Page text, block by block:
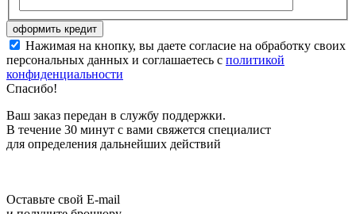
Нажимая на кнопку, вы даете согласие на обработку своих
персональных данных и соглашаетесь с политикой
конфиденциальности
Спасибо!
Ваш заказ передан в службу поддержки.
В течение 30 минут с вами свяжется специалист
для определения дальнейших действий
Оставьте свой E-mail